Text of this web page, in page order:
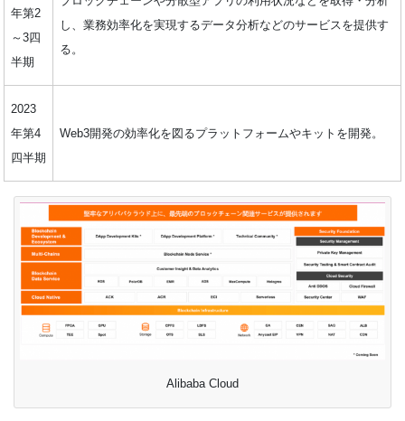
年第2
～3四
半期
し、業務効率化を実現するデータ分析などのサービスを提供す
る。
2023
年第4
四半期
Web3開発の効率化を図るプラットフォームやキットを開発。
Alibaba Cloud